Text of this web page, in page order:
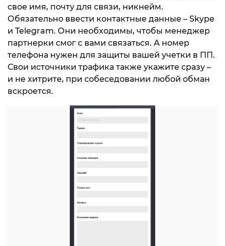
свое имя, почту для связи, никнейм.
Обязательно ввести контактные данные – Skype
и Telegram. Они необходимы, чтобы менеджер
партнерки смог с вами связаться. А номер
телефона нужен для защиты вашей учетки в ПП.
Свои источники трафика также укажите сразу –
и не хитрите, при собеседовании любой обман
вскроется.